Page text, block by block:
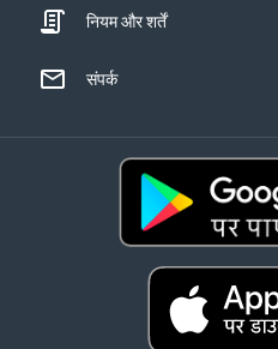
नियम और शर्तें
संपर्क